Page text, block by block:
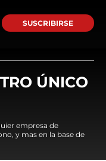
SUSCRIBIRSE
ÚNICO
empresa de
y mas en la base de